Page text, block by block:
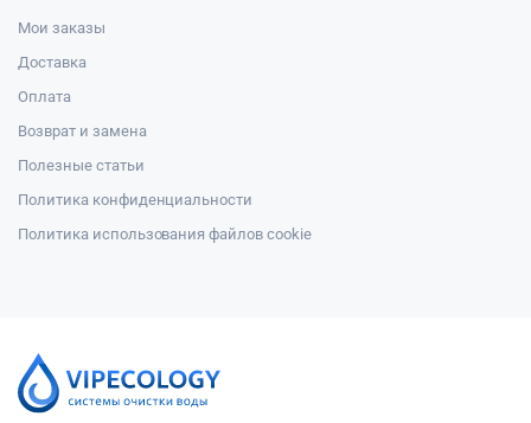
Мои заказы
Доставка
Оплата
Возврат и замена
Полезные статьи
Политика конфиденциальности
Политика использования файлов cookie